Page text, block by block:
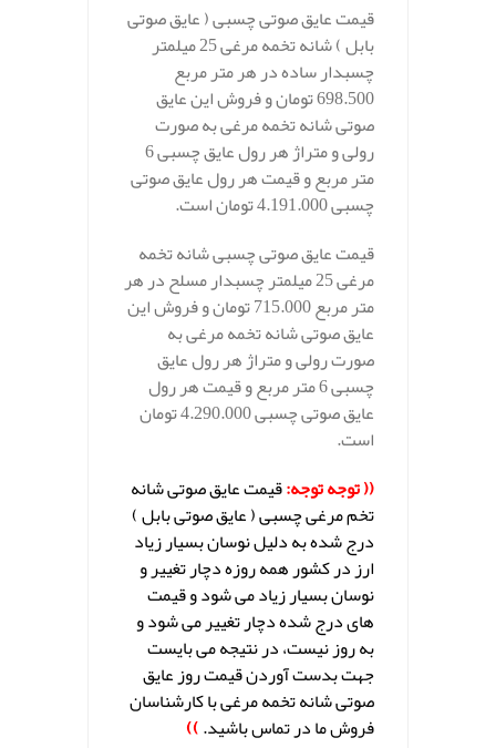
قیمت عایق صوتی چسبی ( عایق صوتی
بابل ) شانه تخمه مرغی 25 میلمتر
چسبدار ساده در هر متر مربع
698.500 تومان و فروش این عایق
صوتی شانه تخمه مرغی به صورت
رولی و متراژ هر رول عایق چسبی 6
متر مربع و قیمت هر رول عایق صوتی
چسبی 4.191.000 تومان است.
قیمت عایق صوتی چسبی شانه تخمه
مرغی 25 میلمتر چسبدار مسلح در هر
متر مربع 715.000 تومان و فروش این
عایق صوتی شانه تخمه مرغی به
صورت رولی و متراژ هر رول عایق
چسبی 6 متر مربع و قیمت هر رول
عایق صوتی چسبی 4.290.000 تومان
است.
(( توجه توجه:قیمت عایق صوتی شانه
تخم مرغی چسبی ( عایق صوتی بابل )
درج شده به دلیل نوسان بسیار زیاد
ارز در کشور همه روزه دچار تغییر و
نوسان بسیار زیاد می شود و قیمت
های درج شده دچار تغییر می شود و
به روز نیست، در نتیجه می بایست
جهت بدست آوردن قیمت روز عایق
صوتی شانه تخمه مرغی با کارشناسان
فروش ما در تماس باشید.))